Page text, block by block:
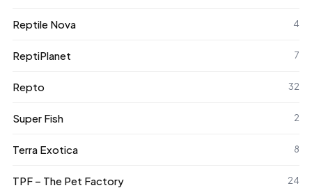
Reptile Nova 4
ReptiPlanet 7
Repto 32
Super Fish 2
Terra Exotica 8
TPF – The Pet Factory 24